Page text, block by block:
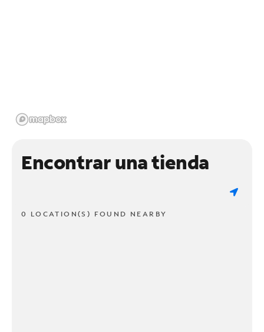
Encontrar una tienda
0 LOCATION(S) FOUND NEARBY